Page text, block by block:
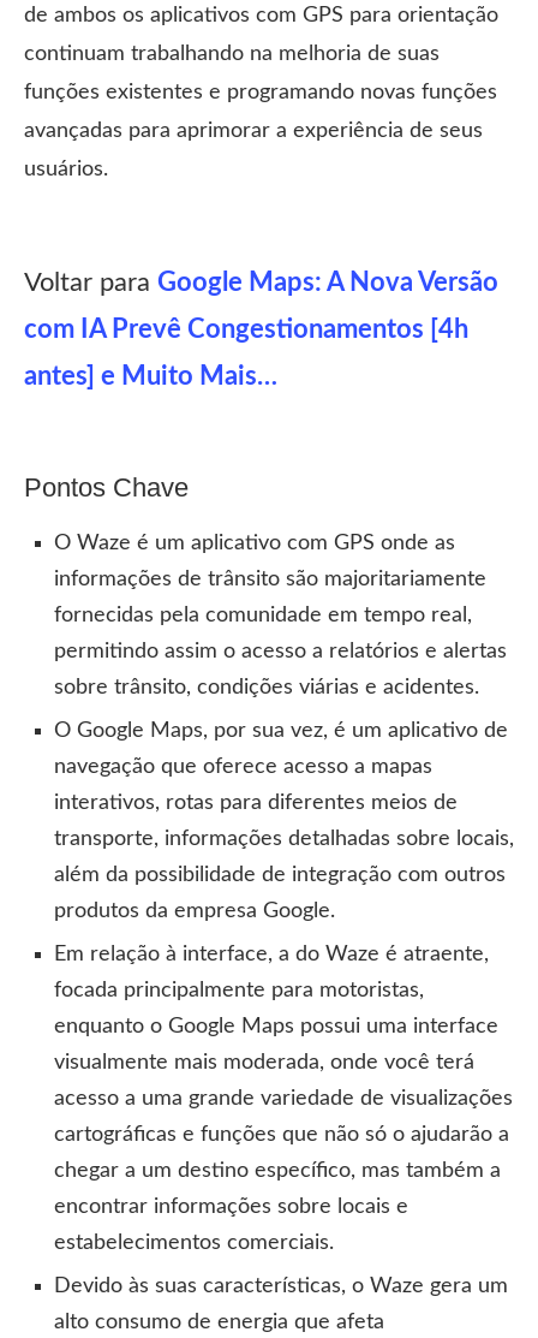
de ambos os aplicativos com GPS para orientação
continuam trabalhando na melhoria de suas
funções existentes e programando novas funções
avançadas para aprimorar a experiência de seus
usuários.
Voltar para Google Maps: A Nova Versão
com IA Prevê Congestionamentos [4h
antes] e Muito Mais…
Pontos Chave
O Waze é um aplicativo com GPS onde as
informações de trânsito são majoritariamente
fornecidas pela comunidade em tempo real,
permitindo assim o acesso a relatórios e alertas
sobre trânsito, condições viárias e acidentes.
O Google Maps, por sua vez, é um aplicativo de
navegação que oferece acesso a mapas
interativos, rotas para diferentes meios de
transporte, informações detalhadas sobre locais,
além da possibilidade de integração com outros
produtos da empresa Google.
Em relação à interface, a do Waze é atraente,
focada principalmente para motoristas,
enquanto o Google Maps possui uma interface
visualmente mais moderada, onde você terá
acesso a uma grande variedade de visualizações
cartográficas e funções que não só o ajudarão a
chegar a um destino específico, mas também a
encontrar informações sobre locais e
estabelecimentos comerciais.
Devido às suas características, o Waze gera um
alto consumo de energia que afeta